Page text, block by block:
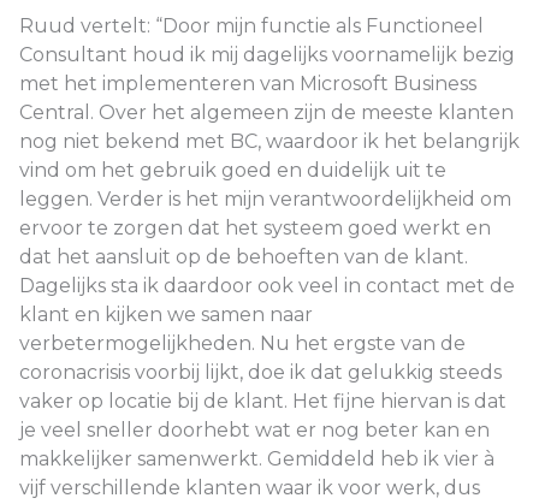
Ruud vertelt: “Door mijn functie als Functioneel
Consultant houd ik mij dagelijks voornamelijk bezig
met het implementeren van Microsoft Business
Central. Over het algemeen zijn de meeste klanten
nog niet bekend met BC, waardoor ik het belangrijk
vind om het gebruik goed en duidelijk uit te
leggen. Verder is het mijn verantwoordelijkheid om
ervoor te zorgen dat het systeem goed werkt en
dat het aansluit op de behoeften van de klant.
Dagelijks sta ik daardoor ook veel in contact met de
klant en kijken we samen naar
verbetermogelijkheden. Nu het ergste van de
coronacrisis voorbij lijkt, doe ik dat gelukkig steeds
vaker op locatie bij de klant. Het fijne hiervan is dat
je veel sneller doorhebt wat er nog beter kan en
makkelijker samenwerkt. Gemiddeld heb ik vier à
vijf verschillende klanten waar ik voor werk, dus